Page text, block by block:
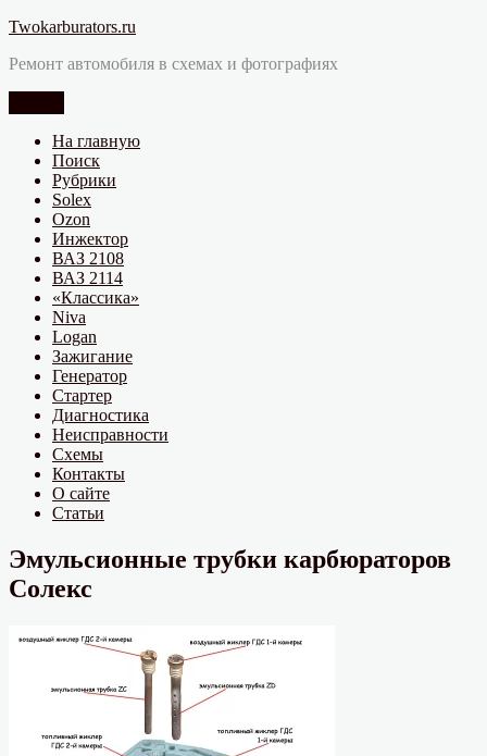
Перейти
содержимому
Twokarburators.ru
Ремонт автомобиля в схемах и фотографиях
На главную
Поиск
Рубрики
Solex
Ozon
Инжектор
ВАЗ 2108
ВАЗ 2114
«Классика»
Niva
Logan
Зажигание
Генератор
Стартер
Диагностика
Неисправности
Схемы
Контакты
О сайте
Статьи
Эмульсионные трубки карбюраторов
Солекс